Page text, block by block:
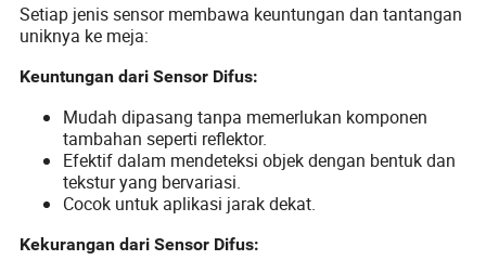
Setiap jenis sensor membawa keuntungan dan tantangan
uniknya ke meja:
Keuntungan dari Sensor Difus:
Mudah dipasang tanpa memerlukan komponen
tambahan seperti reflektor.
Efektif dalam mendeteksi objek dengan bentuk dan
tekstur yang bervariasi.
Cocok untuk aplikasi jarak dekat.
Kekurangan dari Sensor Difus: